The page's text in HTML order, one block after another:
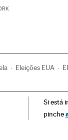
Eleições EUA
Si está
pinche